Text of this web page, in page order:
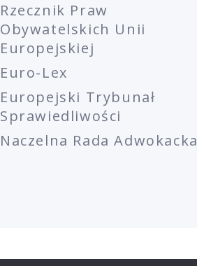
Rzecznik Praw
Obywatelskich Unii
Europejskiej
Euro-Lex
Europejski Trybunał
Sprawiedliwości
Naczelna Rada Adwokacka